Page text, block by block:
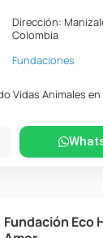
Dirección:
Colombia
Fundaciones
Vidas Animales
Fundación Eco